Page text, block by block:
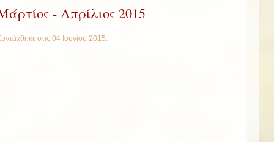
- Απρίλιος 2015
στις 04 Ιουνίου 2015.